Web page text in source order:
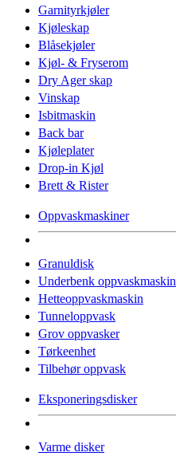
Garnityrkjøler
Kjøleskap
Blåsekjøler
Kjøl- & Fryserom
Dry Ager skap
Vinskap
Isbitmaskin
Back bar
Kjøleplater
Drop-in Kjøl
Brett & Rister
Oppvaskmaskiner
Granuldisk
Underbenk oppvaskmaskin
Hetteoppvaskmaskin
Tunneloppvask
Grov oppvasker
Tørkeenhet
Tilbehør oppvask
Eksponeringsdisker
Varme disker